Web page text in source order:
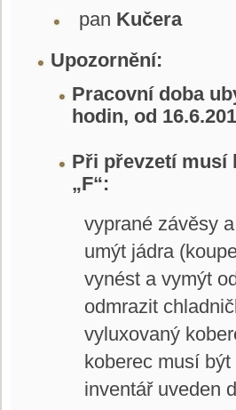
pan Kučera
Upozornění:
Pracovní doba
hodin, od
Při převzetí musí
„F“:
vyprané závěsy
umýt jádra
vynést a vymýt
odmrazit
vyluxovaný
koberec musí
inventář uveden